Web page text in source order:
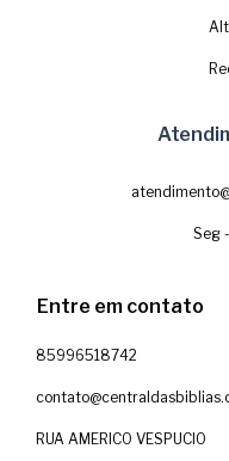
Seg
Entre em contato
85996518742
RUA AMERICO VESPUCIO